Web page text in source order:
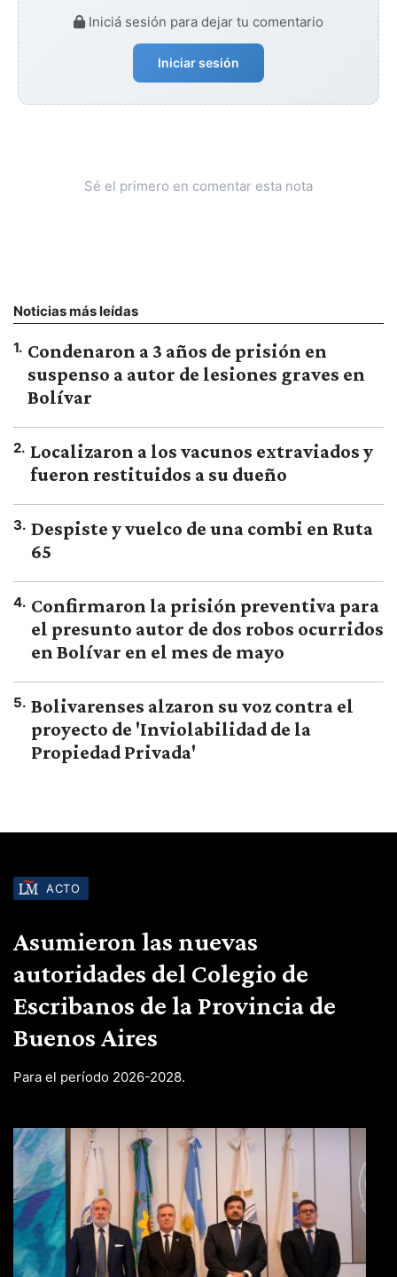
Iniciá sesión para dejar tu comentario
Iniciar sesión
Sé el primero en comentar esta nota
Noticias más leídas
1. Condenaron a 3 años de prisión en
suspenso a autor de lesiones graves en
Bolívar
2. Localizaron a los vacunos extraviados y
fueron restituidos a su dueño
3. Despiste y vuelco de una combi en Ruta
65
4. Confirmaron la prisión preventiva para
el presunto autor de dos robos ocurridos
en Bolívar en el mes de mayo
5. Bolivarenses alzaron su voz contra el
proyecto de 'Inviolabilidad de la
Propiedad Privada'
ACTO
Asumieron las nuevas
autoridades del Colegio de
Escribanos de la Provincia de
Buenos Aires
Para el período 2026-2028.